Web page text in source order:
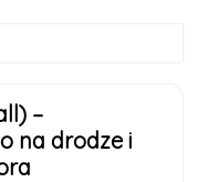
–
na drodze i